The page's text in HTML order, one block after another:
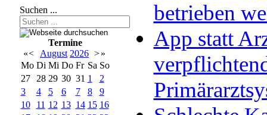
Suchen ...
Termine
«< August 2026 >»
Mo Di Mi Do Fr Sa So
27
28 29 30 31 1
2
3
4 5 6 7 8
9
10
11 12 13 14 15 16
betrieben
App statt